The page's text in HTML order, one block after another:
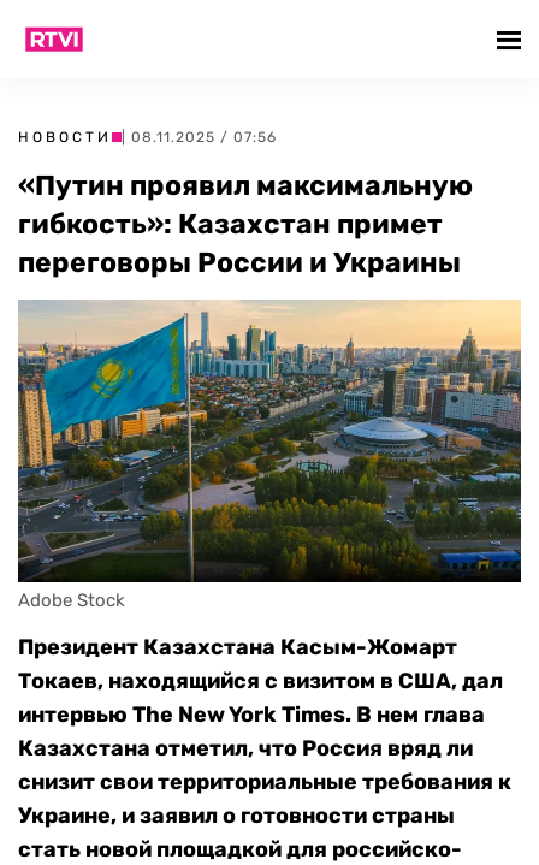
НОВОСТИ | 08.11.2025 / 07:56
«Путин проявил максимальную
гибкость»: Казахстан примет
переговоры России и Украины
Adobe Stock
Президент Казахстана Касым-Жомарт
Токаев, находящийся с визитом в США, дал
интервью The New York Times. В нем глава
Казахстана отметил, что Россия вряд ли
снизит свои территориальные требования к
Украине, и заявил о готовности страны
стать новой площадкой для российско-